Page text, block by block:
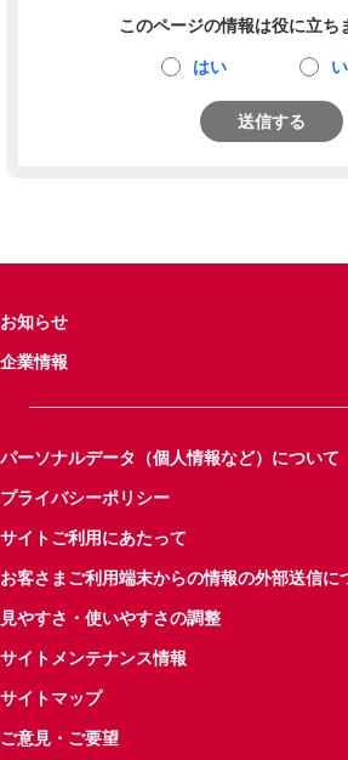
このページの情報は役に立ち
はい
送信する
お知らせ
企業情報
パーソナルデータ（個人情報など）について
プライバシーポリシー
サイトご利用にあたって
お客さまご利用端末からの情報の外部送信に
見やすさ・使いやすさの調整
サイトメンテナンス情報
サイトマップ
ご意見・ご要望